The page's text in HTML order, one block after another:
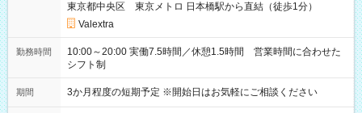
東京都中央区 東京メトロ 日本橋駅から直結（徒歩1分）
Valextra
勤務時間
10:00～20:00 実働7.5時間／休憩1.5時間 営業時間に合わせた
シフト制
期間 3か月程度の短期予定 ※開始日はお気軽にご相談ください